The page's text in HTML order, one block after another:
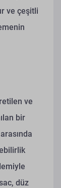
ve çeşitli
ve
bir
düz